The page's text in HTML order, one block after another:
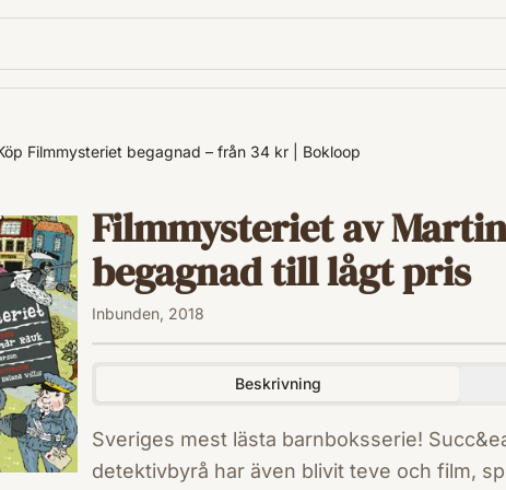
Filmmysteriet begagnad – från 34 kr | Bokloop
Filmmysteriet av
begagnad till lågt pris
Inbunden, 2018
Beskrivning
Sveriges mest lästa barnboksserie!
detektivbyrå har även blivit teve och film,